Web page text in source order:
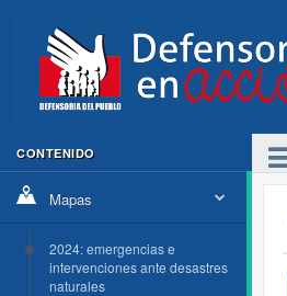
CONTENIDO
Mapas
2024: emergencias e
intervenciones ante desastres
naturales